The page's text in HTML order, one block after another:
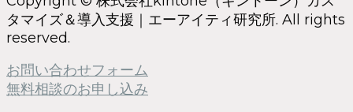
タマイズ＆導入支援｜エーアイティ研究所. All rights
reserved.
お問い合わせフォーム
無料相談のお申し込み